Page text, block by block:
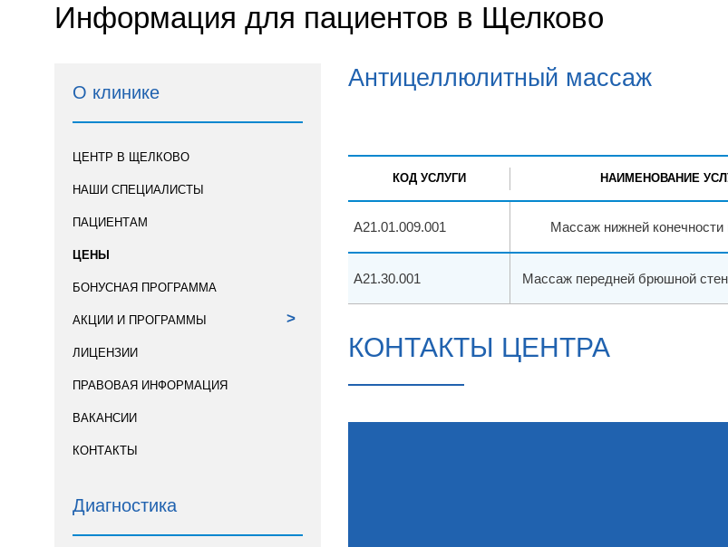
Информация для пациентов в Щелково
О клинике
ЦЕНТР В ЩЕЛКОВО
НАШИ СПЕЦИАЛИСТЫ
ПАЦИЕНТАМ
ЦЕНЫ
БОНУСНАЯ ПРОГРАММА
АКЦИИ И ПРОГРАММЫ >
ЛИЦЕНЗИИ
ПРАВОВАЯ ИНФОРМАЦИЯ
ВАКАНСИИ
КОНТАКТЫ
Диагностика
Антицеллюлитный массаж
КОД УСЛУГИ НАИМЕНОВАНИЕ
A21.01.009.001 Массаж нижней конечности
A21.30.001 Массаж передней брюшной
КОНТАКТЫ ЦЕНТРА